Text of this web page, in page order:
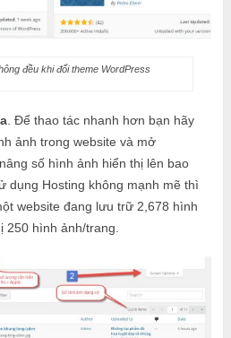
đều khi đổi theme WordPress
. Để thao tác nhanh hơn bạn hãy
ảnh trong website và mở
số hình ảnh hiển thị lên bao
dụng Hosting không mạnh mẽ thì
website đang lưu trữ 2,678 hình
250 hình ảnh/trang.